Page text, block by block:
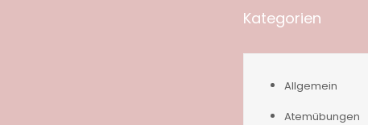
Kategorien
Allgemein
Atemübungen